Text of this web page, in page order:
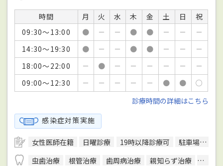
時間 月 火 水 木 金 土 日
祝
09:30～13:00
● － － ● ● － －
－
14:30～19:30
● － － ● ● － －
－
18:00～22:00
－ ● － － － － －
－
09:00～12:30
－ － － － － ● ●
○
診療時間の詳細はこちら
感染症対策実施
女性医師在籍 日曜診療 19時以降診療可 駐車場あり
虫歯治療
根管治療 歯周病治療 親知らず治療
顎関